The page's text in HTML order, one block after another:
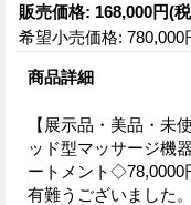
販売価格: 168,000円(
希望小売価格: 780,000
商品詳細
【展示品・美品・
ッド型マッサージ機
ートメント◇78,0000
有難うございました